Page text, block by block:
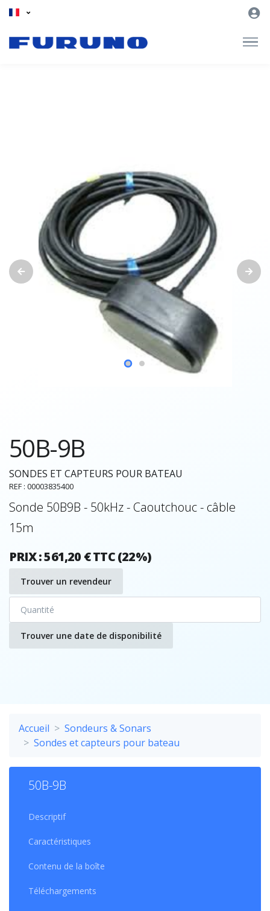
50B-9B
SONDES ET CAPTEURS POUR BATEAU
REF : 00003835400
Sonde 50B9B - 50kHz - Caoutchouc - câble
15m
PRIX : 561,20 € TTC (22%)
Trouver un revendeur
Trouver une date de disponibilité
Accueil
Sondeurs & Sonars
Sondes et capteurs pour bateau
50B-9B
Descriptif
Caractéristiques
Contenu de la boîte
Téléchargements